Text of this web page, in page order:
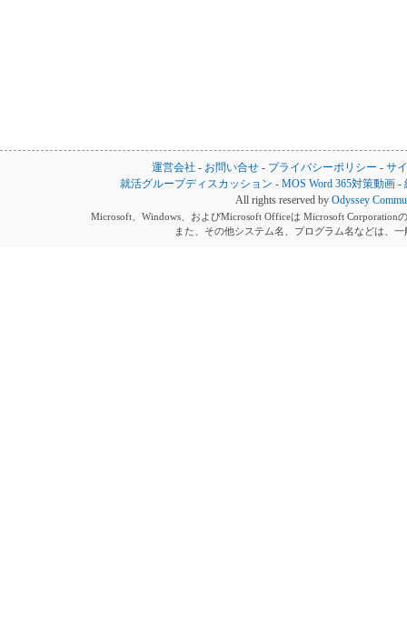
運営会社 - お問い合せ - プライバシーポリシー - サ
就活グループディスカッション -MOS Word 365対策動画 -
All rights reserved by Odyssey
Microsoft、Windows、およびMicrosoft Officeは Microsoft Corporation
また、その他システム名、プログラム名などは、